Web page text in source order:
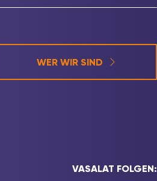
WER WIR SIND
VASALAT FOLGEN: